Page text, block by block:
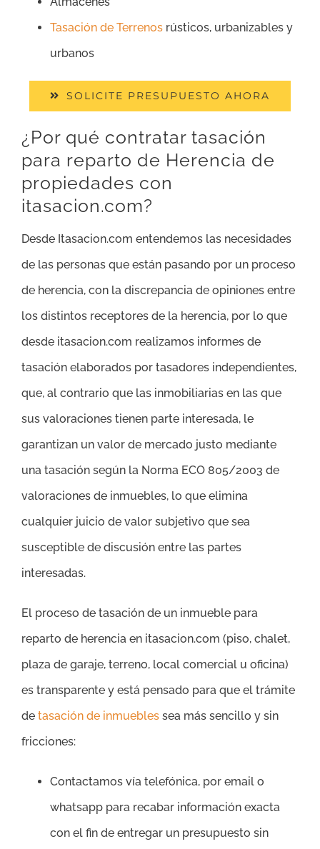
Tasación de Terrenos rústicos, urbanizables y
urbanos
SOLICITE PRESUPUESTO AHORA
¿Por qué contratar tasación
para reparto de Herencia de
propiedades con
itasacion.com?
Desde Itasacion.com entendemos las necesidades
de las personas que están pasando por un proceso
de herencia, con la discrepancia de opiniones entre
los distintos receptores de la herencia, por lo que
desde itasacion.com realizamos informes de
tasación elaborados por tasadores independientes,
que, al contrario que las inmobiliarias en las que
sus valoraciones tienen parte interesada, le
garantizan un valor de mercado justo mediante
una tasación según la Norma ECO 805/2003 de
valoraciones de inmuebles, lo que elimina
cualquier juicio de valor subjetivo que sea
susceptible de discusión entre las partes
interesadas.
El proceso de tasación de un inmueble para
reparto de herencia en itasacion.com (piso, chalet,
plaza de garaje, terreno, local comercial u oficina)
es transparente y está pensado para que el trámite
de tasación de inmuebles sea más sencillo y sin
fricciones:
Contactamos vía telefónica, por email o
whatsapp para recabar información exacta
con el fin de entregar un presupuesto sin